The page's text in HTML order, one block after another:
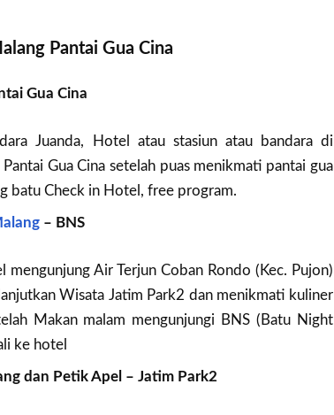
Pantai Gua Cina
Gua Cina
Juanda, Hotel atau stasiun atau bandara di
Gua Cina setelah puas menikmati pantai gua
batu Check in Hotel, free program.
– BNS
mengunjung Air Terjun Coban Rondo (Kec. Pujon)
Wisata Jatim Park2 dan menikmati kuliner
Makan malam mengunjungi BNS (Batu Night
ke hotel
dan Petik Apel – Jatim Park2